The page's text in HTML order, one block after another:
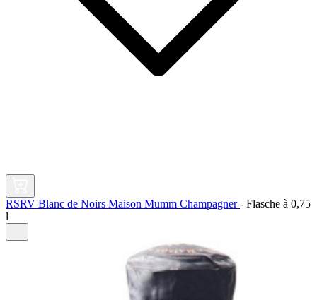
RSRV Blanc de Noirs Maison Mumm Champagner- Flasche à 0,75
l